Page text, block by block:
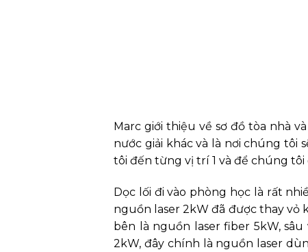
Marc giới thiệu về sơ đồ tòa nhà
nước giải khác và là nơi chúng tôi
tôi đến từng vị trí 1 và để chúng
Dọc lối đi vào phòng học là rất
nguồn laser 2kW đã được thay
bên là nguồn laser fiber 5kW,
2kW, đây chính là nguồn laser